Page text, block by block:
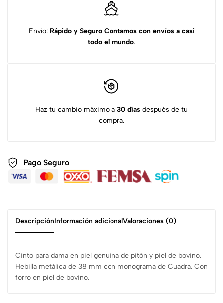
Envío: Rápido y Seguro Contamos con envíos a casi
todo el mundo.
Haz tu cambio máximo a 30 días después de tu
compra.
Pago Seguro
DescripciónInformación adicionalValoraciones (0)
Cinto para dama en piel genuina de pitón y piel de bovino.
Hebilla metálica de 38 mm con monograma de Cuadra. Con
forro en piel de bovino.